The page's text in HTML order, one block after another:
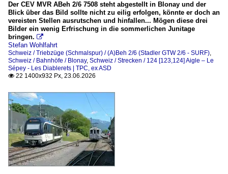
CJ (Chemins de fer du Jura)
MOB (Montreux–Berner Oberland-Bahn)
MVR Montreux–Vevey–Riviera (ex CEV)
TPC (ASD, AL, AOMC und BVB)
Travys (YSteC Yverdon - Sainte-Croix) 1000 mm
Strecken
120 (Montreux–Montbovon–Zweisimmen)
Der CEV MVR ABeh 2/6 7508 steht abgestellt in Blonay und der
Blick über das Bild sollte nicht zu eilig erfolgen, könnte er doch an
vereisten Stellen ausrutschen und hinfallen... Mögen diese drei
Bilder ein wenig Erfrischung in die sommerlichen Junitage
bringen. 
Stefan Wohlfahrt
Schweiz / Triebzüge (Schmalspur) / (A)Beh 2/6 (Stadler GTW 2/6 - SURF),
Schweiz / Bahnhöfe / Blonay, Schweiz / Strecken / 124 [123,124] Aigle – Le
Sépey - Les Diablerets | TPC, ex ASD
 22 1400x932 Px, 23.06.2026